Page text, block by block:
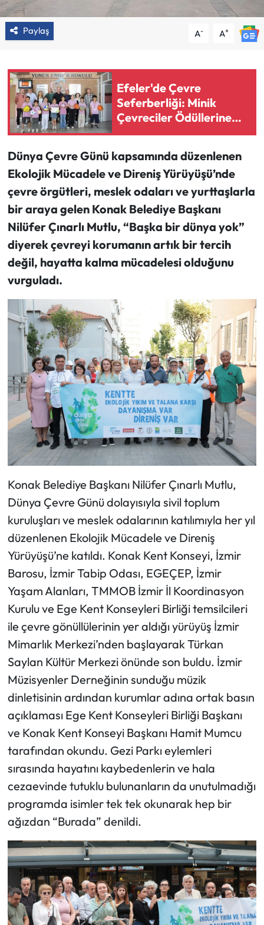
Paylaş A- A+
Efeler'de Çevre
Seferberliği: Minik
Çevreciler Ödüllerine
Kavuştu
Dünya Çevre Günü kapsamında düzenlenen
Ekolojik Mücadele ve Direniş Yürüyüşü’nde
çevre örgütleri, meslek odaları ve yurttaşlarla
bir araya gelen Konak Belediye Başkanı
Nilüfer Çınarlı Mutlu, “Başka bir dünya yok”
diyerek çevreyi korumanın artık bir tercih
değil, hayatta kalma mücadelesi olduğunu
vurguladı.
Konak Belediye Başkanı Nilüfer Çınarlı Mutlu,
Dünya Çevre Günü dolayısıyla sivil toplum
kuruluşları ve meslek odalarının katılımıyla her yıl
düzenlenen Ekolojik Mücadele ve Direniş
Yürüyüşü’ne katıldı. Konak Kent Konseyi, İzmir
Barosu, İzmir Tabip Odası, EGEÇEP, İzmir
Yaşam Alanları, TMMOB İzmir İl Koordinasyon
Kurulu ve Ege Kent Konseyleri Birliği temsilcileri
ile çevre gönüllülerinin yer aldığı yürüyüş İzmir
Mimarlık Merkezi’nden başlayarak Türkan
Saylan Kültür Merkezi önünde son buldu. İzmir
Müzisyenler Derneğinin sunduğu müzik
dinletisinin ardından kurumlar adına ortak basın
açıklaması Ege Kent Konseyleri Birliği Başkanı
ve Konak Kent Konseyi Başkanı Hamit Mumcu
tarafından okundu. Gezi Parkı eylemleri
sırasında hayatını kaybedenlerin ve hala
cezaevinde tutuklu bulunanların da unutulmadığı
programda isimler tek tek okunarak hep bir
ağızdan “Burada” denildi.